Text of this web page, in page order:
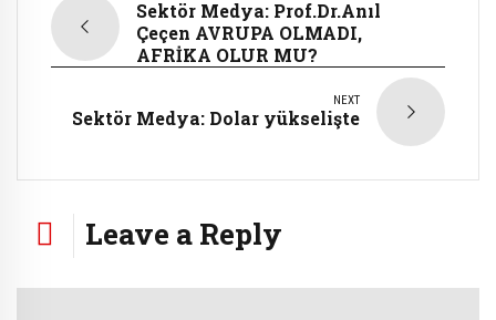
Sektör Medya: Prof.Dr.Anıl
Çeçen AVRUPA OLMADI,
AFRİKA OLUR MU?
NEXT
Sektör Medya: Dolar yükselişte
Leave a Reply